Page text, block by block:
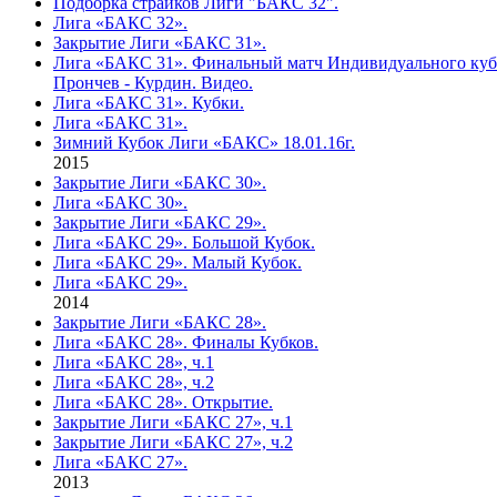
Лига «БАКС 32».
Закрытие Лиги «БАКС 31».
Лига «БАКС 31». Финальный матч Индивидуального
Прончев - Курдин. Видео.
Лига «БАКС 31». Кубки.
Лига «БАКС 31».
Зимний Кубок Лиги «БАКС» 18.01.16г.
2015
Закрытие Лиги «БАКС 30».
Лига «БАКС 30».
Закрытие Лиги «БАКС 29».
Лига «БАКС 29». Большой Кубок.
Лига «БАКС 29». Малый Кубок.
Лига «БАКС 29».
2014
Закрытие Лиги «БАКС 28».
Лига «БАКС 28». Финалы Кубков.
Лига «БАКС 28», ч.1
Лига «БАКС 28», ч.2
Лига «БАКС 28». Открытие.
Закрытие Лиги «БАКС 27», ч.1
Закрытие Лиги «БАКС 27», ч.2
Лига «БАКС 27».
2013